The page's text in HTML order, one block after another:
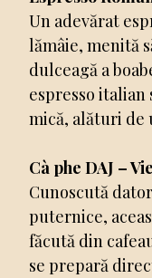
Un adevărat
lămâie, menită
dulceagă a
espresso italian
mică, alături de
Cà phe DAJ –
Cunoscută
puternice,
făcută din
se prepară